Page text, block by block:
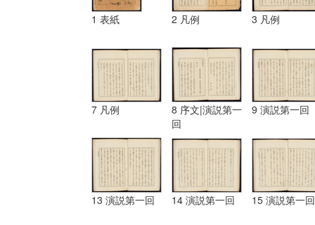
1 表紙 2 凡例 3 凡例
7 凡例
8 序文|演説第一
回
9 演説第一回
13 演説第一回 14 演説第一回 15 演説第一回